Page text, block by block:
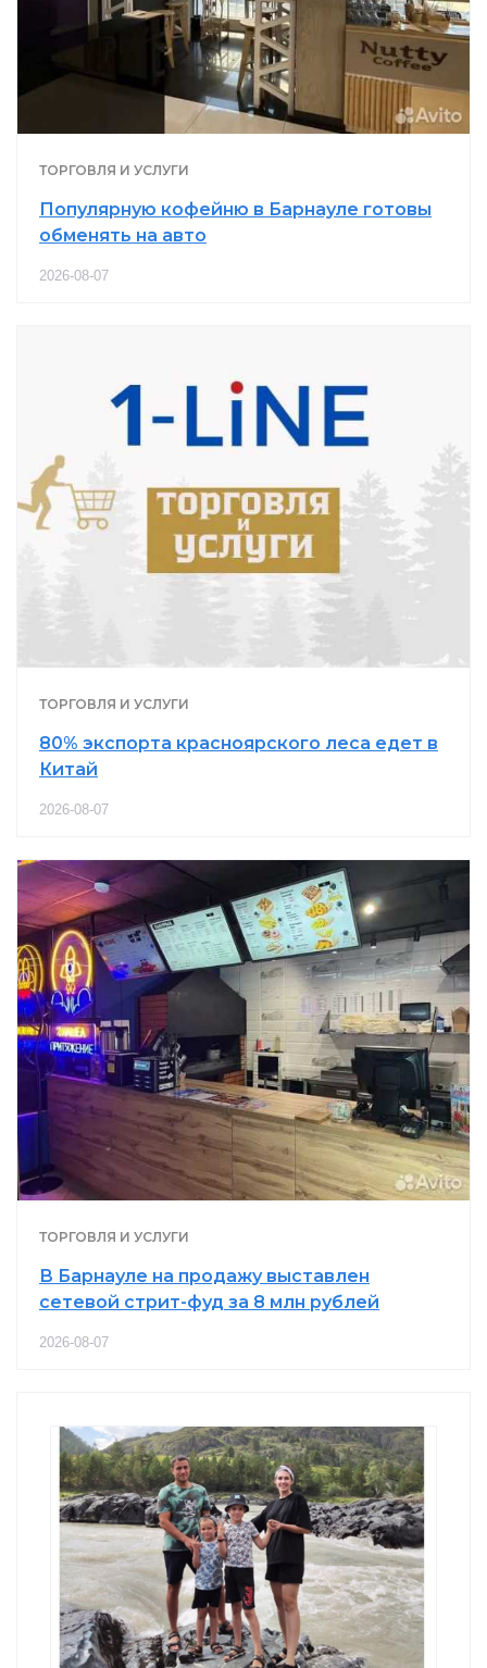
ТОРГОВЛЯ И УСЛУГИ
Популярную кофейню в Барнауле готовы
обменять на авто
2026-08-07
ТОРГОВЛЯ И УСЛУГИ
80% экспорта красноярского леса едет в
Китай
2026-08-07
ТОРГОВЛЯ И УСЛУГИ
В Барнауле на продажу выставлен
сетевой стрит-фуд за 8 млн рублей
2026-08-07